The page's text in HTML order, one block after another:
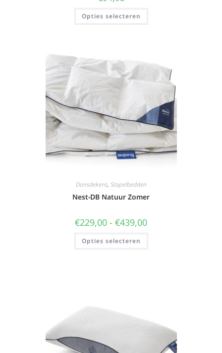
Opties selecteren
Donsdekens, Stapelbedden
Nest-DB Natuur Zomer
€229,00 - €439,00
Opties selecteren